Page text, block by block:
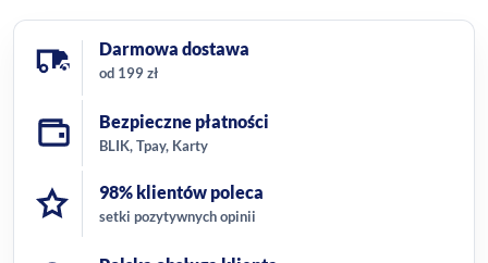
Darmowa dostawa
od 199 zł
Bezpieczne płatności
BLIK, Tpay, Karty
98% klientów poleca
setki pozytywnych opinii